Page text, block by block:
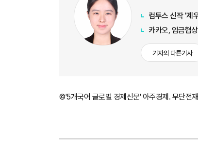
컴투스 신작 '제
카카오, 임금협
기자의 다른기사
©'5개국어 글로벌 경제신문' 아주경제. 무단전